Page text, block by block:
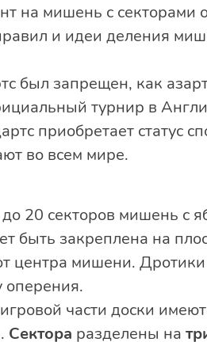
на мишень с
и идеи деления
был запрещен, как
турнир в
приобретает статус
во всем мире.
20 секторов мишень с
быть закреплена на
центра мишени.
оперения.
части доски
Сектора разделены на